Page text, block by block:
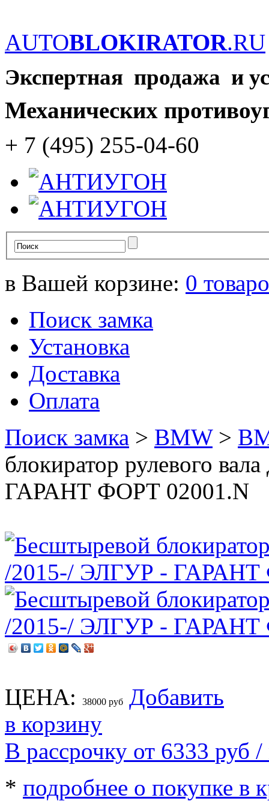
AUTOBLOKIRATOR.RU
Экспертная продажа и
Механических
+ 7 (495) 255-04-60
в Вашей корзине: 0
Поиск замка
Установка
Доставка
Оплата
Поиск замка > BMW>
блокиратор рулевого
ГАРАНТ ФОРТ 02001.N
ЦЕНА: 38000 руб
Добавить
в корзину
В рассрочку от 6333 руб /
* подробнее о покупке в